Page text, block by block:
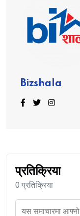
Bizshala
प्रतिक्रिया
0 प्रतिक्रिया